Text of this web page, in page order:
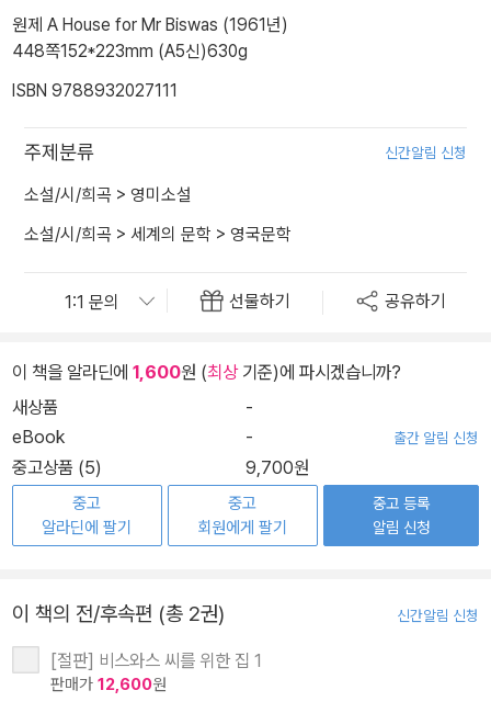
원제 A House for Mr Biswas (1961년)
448쪽152*223mm (A5신)630g
ISBN 9788932027111
주제분류 신간알림 신청
소설/시/희곡 > 영미소설
소설/시/희곡 > 세계의 문학 > 영국문학
선물하기 공유하기
이 책을 알라딘에 1,600원 (최상기준)에 파시겠습니까?
새상품
-
eBook
- 출간 알림 신청
중고상품 (5) 9,700원
중고
알라딘에 팔기
중고
회원에게 팔기
중고 등록
알림 신청
이 책의 전/후속편 (총 2권) 신간알림 신청
[절판] 비스와스 씨를 위한 집 1
판매가 12,600원